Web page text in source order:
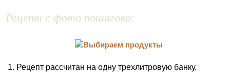
Рецепт с фото пошагово:
1. Рецепт рассчитан на одну трехлитровую банку.